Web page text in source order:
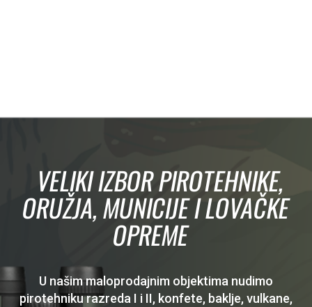
VELIKI IZBOR PIROTEHNIKE,
ORUŽJA, MUNICIJE I LOVAČKE
OPREME
U našim maloprodajnim objektima nudimo
pirotehniku razreda I i II, konfete, baklje, vulkane,